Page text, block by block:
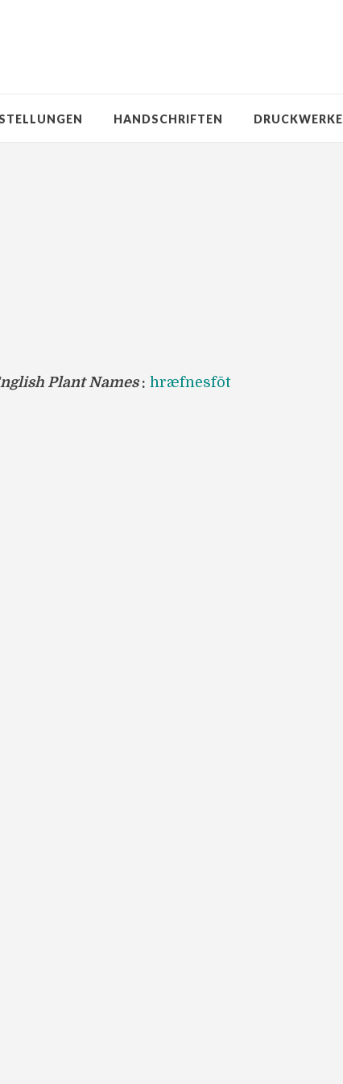
HANDSCHRIFTEN DRUCKWERKE
Plant Names : hræfnesfōt